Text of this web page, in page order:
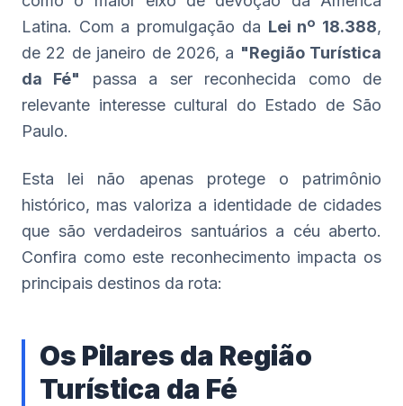
Latina. Com a promulgação da Lei nº 18.388,
de 22 de janeiro de 2026, a "Região Turística
da Fé"
passa a ser reconhecida como de
relevante interesse cultural do Estado de São
Paulo.
Esta lei não apenas protege o patrimônio
histórico, mas valoriza a identidade de cidades
que são verdadeiros santuários a céu aberto.
Confira como este reconhecimento impacta os
principais destinos da rota:
Os Pilares da Região
Turística da Fé